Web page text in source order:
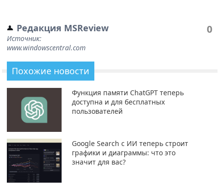
Редакция MSReview
Источник:
www.windowscentral.com
0
Похожие новости
Функция памяти ChatGPT теперь
доступна и для бесплатных
пользователей
Google Search с ИИ теперь строит
графики и диаграммы: что это
значит для вас?